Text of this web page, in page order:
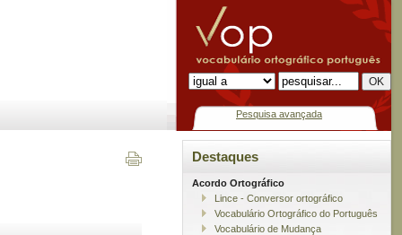
Pesquisa avançada
Destaques
Acordo Ortográfico
Lince - Conversor ortográfico
Vocabulário Ortográfico do Português
Vocabulário de Mudança